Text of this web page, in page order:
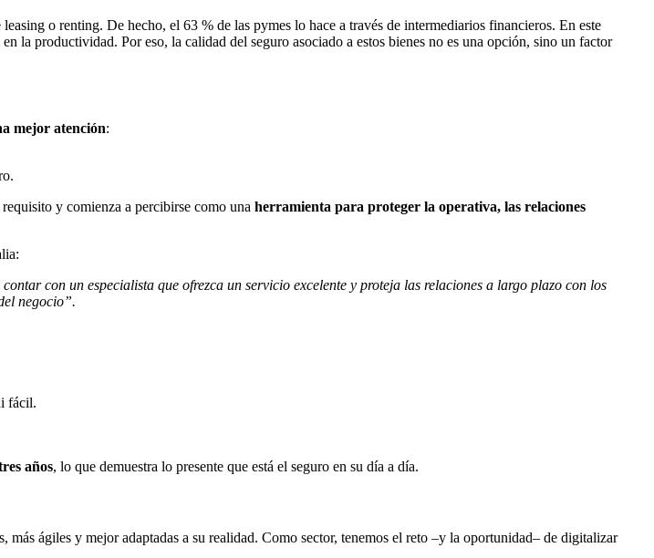
o renting. De hecho, el 63 % de las pymes lo hace a través de intermediarios financieros. En este
la productividad. Por eso, la calidad del seguro asociado a estos bienes no es una opción, sino un factor
mejor atención:
y comienza a percibirse como una herramienta para proteger la operativa, las relaciones
con un especialista que ofrezca un servicio excelente y proteja las relaciones a largo plazo con los
negocio”.
fácil.
años, lo que demuestra lo presente que está el seguro en su día a día.
ágiles y mejor adaptadas a su realidad. Como sector, tenemos el reto –y la oportunidad– de digitalizar